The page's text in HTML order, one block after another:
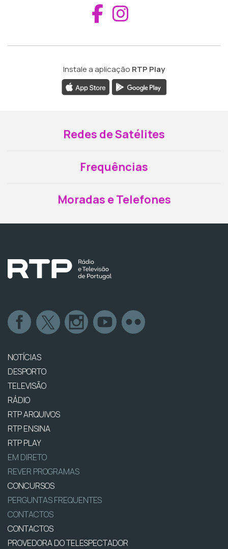
Aceder ao
Instale a aplicação RTP Play
Redes de Satélites
Frequências
Moradas e Telefones
NOTÍCIAS
DESPORTO
TELEVISÃO
RÁDIO
RTP ARQUIVOS
RTP ENSINA
RTP PLAY
EM DIRETO
REVER PROGRAMAS
CONCURSOS
PERGUNTAS FREQUENTES
CONTACTOS
CONTACTOS
PROVEDORA DO TELESPECTADOR